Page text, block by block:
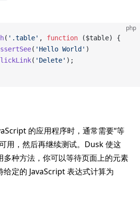
php
( '.table' , function ($table) {
( 'Hello World' )
( 'Delete' );
的应用程序时，通常需要“等
用，然后再继续测试。Dusk 使这
多种方法，你可以等待页面上的元素
给定的 JavaScript 表达式计算为